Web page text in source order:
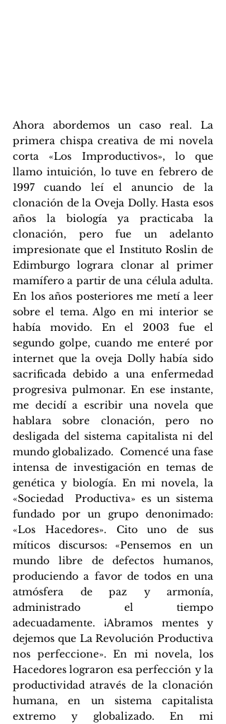
Ahora abordemos un caso real. La
primera chispa creativa de mi novela
corta «Los Improductivos», lo que
llamo intuición, lo tuve en febrero de
1997 cuando leí el anuncio de la
clonación de la Oveja Dolly. Hasta esos
años la biología ya practicaba la
clonación, pero fue un adelanto
impresionate que el Instituto Roslin de
Edimburgo lograra clonar al primer
mamífero a partir de una célula adulta.
En los años posteriores me metí a leer
sobre el tema. Algo en mi interior se
había movido. En el 2003 fue el
segundo golpe, cuando me enteré por
internet que la oveja Dolly había sido
sacrificada debido a una enfermedad
progresiva pulmonar. En ese instante,
me decidí a escribir una novela que
hablara sobre clonación, pero no
desligada del sistema capitalista ni del
mundo globalizado.  Comencé una fase
intensa de investigación en temas de
genética y biología. En mi novela, la
«Sociedad  Productiva» es un sistema
fundado por un grupo denonimado:
«Los Hacedores». Cito uno de sus
míticos discursos: «Pensemos en un
mundo libre de defectos humanos,
produciendo a favor de todos en una
atmósfera de paz y armonía,
administrado el tiempo
adecuadamente. ¡Abramos mentes y
dejemos que La Revolución Productiva
nos perfeccione». En mi novela, los
Hacedores lograron esa perfección y la
productividad através de la clonación
humana, en un sistema capitalista
extremo y globalizado. En mi